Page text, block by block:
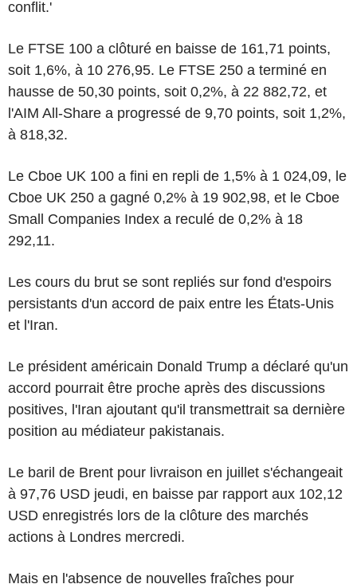
conflit.'
Le FTSE 100 a clôturé en baisse de 161,71 points,
soit 1,6%, à 10 276,95. Le FTSE 250 a terminé en
hausse de 50,30 points, soit 0,2%, à 22 882,72, et
l'AIM All-Share a progressé de 9,70 points, soit 1,2%,
à 818,32.
Le Cboe UK 100 a fini en repli de 1,5% à 1 024,09, le
Cboe UK 250 a gagné 0,2% à 19 902,98, et le Cboe
Small Companies Index a reculé de 0,2% à 18
292,11.
Les cours du brut se sont repliés sur fond d'espoirs
persistants d'un accord de paix entre les États-Unis
et l'Iran.
Le président américain Donald Trump a déclaré qu'un
accord pourrait être proche après des discussions
positives, l'Iran ajoutant qu'il transmettrait sa dernière
position au médiateur pakistanais.
Le baril de Brent pour livraison en juillet s'échangeait
à 97,76 USD jeudi, en baisse par rapport aux 102,12
USD enregistrés lors de la clôture des marchés
actions à Londres mercredi.
Mais en l'absence de nouvelles fraîches pour